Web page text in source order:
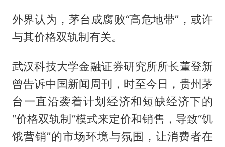
外界认为，茅台成腐败“高危地带”，或许
与其价格双轨制有关。
武汉科技大学金融证券研究所所长董登新
曾告诉中国新闻周刊，时至今日，贵州茅
台一直沿袭着计划经济和短缺经济下的
“价格双轨制”模式来定价和销售，导致“饥
饿营销”的市场环境与氛围，让消费者在